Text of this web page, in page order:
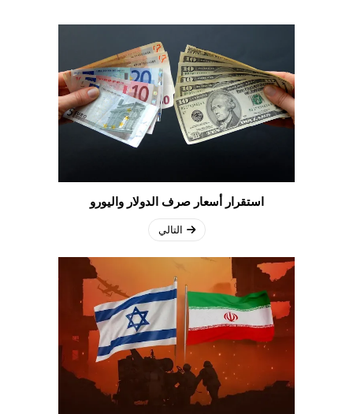
استقرار أسعار صرف الدولار واليورو
التالي